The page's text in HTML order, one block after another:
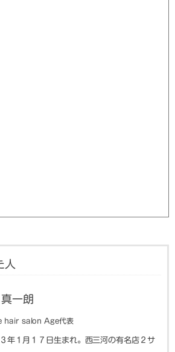
人
一朗
hair salon Age代表
年１月１７日生まれ。西三河の有名店２サ